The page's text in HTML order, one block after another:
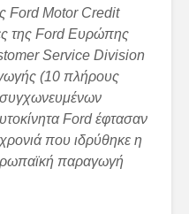
Ford Motor Credit
της FordΕυρώπης
Service Division
(10 πλήρους
συγχωνευμένων
Fordέφτασαν
που ιδρύθηκε η
παραγωγή